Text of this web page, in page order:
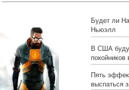
Будет ли
Ньюэлл
В США
покойников
Пять
выспаться